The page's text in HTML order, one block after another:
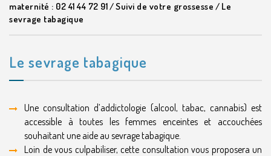
maternité : 02 41 44 72 91/Suivi de votre grossesse / Le
sevrage tabagique
Le sevrage tabagique
Une consultation d’addictologie (alcool, tabac, cannabis) est
accessible à toutes les femmes enceintes et accouchées
souhaitant une aide au sevrage tabagique.
Loin de vous culpabiliser, cette consultation vous proposera un